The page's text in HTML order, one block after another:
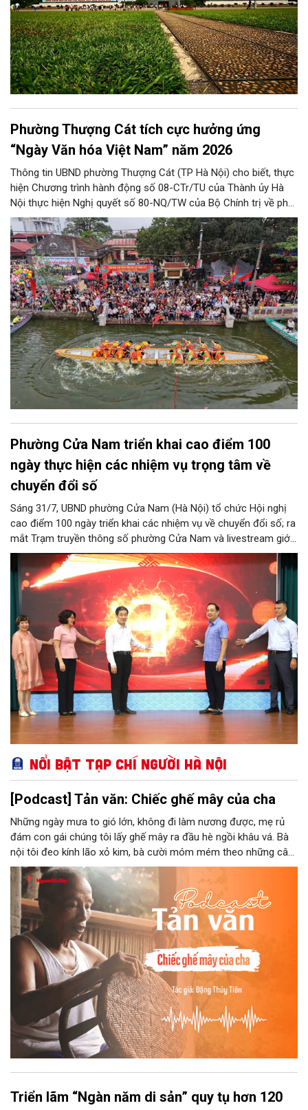
Phường Thượng Cát tích cực hưởng ứng
“Ngày Văn hóa Việt Nam” năm 2026
Thông tin UBND phường Thượng Cát (TP Hà Nội) cho biết, thực
hiện Chương trình hành động số 08-CTr/TU của Thành ủy Hà
Nội thực hiện Nghị quyết số 80-NQ/TW của Bộ Chính trị về phát
triển Văn hóa Việt Nam; Kế hoạch của UBND Thành phố Hà Nội,
phường Thượng Cát tổ chức nhiều hoạt động trong tháng
11/2026 hưởng ứng “Ngày Văn hóa Việt Nam” năm 2026 trên
địa bàn.
Phường Cửa Nam triển khai cao điểm 100
ngày thực hiện các nhiệm vụ trọng tâm về
chuyển đổi số
Sáng 31/7, UBND phường Cửa Nam (Hà Nội) tổ chức Hội nghị
cao điểm 100 ngày triển khai các nhiệm vụ về chuyển đổi số; ra
mắt Trạm truyền thông số phường Cửa Nam và livestream giới
thiệu các sản phẩm du lịch gắn với di sản, văn hóa kiến trúc
trên địa bàn.
Nổi bật Tạp chí Người Hà Nội
[Podcast] Tản văn: Chiếc ghế mây của cha
Những ngày mưa to gió lớn, không đi làm nương được, mẹ rủ
đám con gái chúng tôi lấy ghế mây ra đầu hè ngồi khâu vá. Bà
nội tôi đeo kính lão xỏ kim, bà cười móm mém theo những câu
chuyện kể tếu táo của đám trẻ chúng tôi. Chiếc ghế mây phát
ra âm thanh kin kít chịu đựng sức nặng cơ thể con người theo
những điệu cười khúc khích.
Triển lãm “Ngàn năm di sản” quy tụ hơn 120